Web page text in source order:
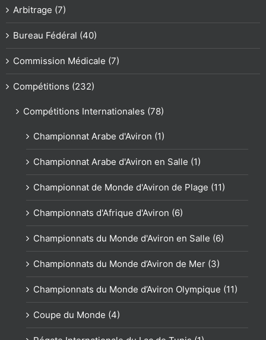
Arbitrage (7)
Bureau Fédéral (40)
Commission Médicale (7)
Compétitions (232)
Compétitions Internationales (78)
Championnat Arabe d'Aviron (1)
Championnat Arabe d'Aviron en Salle (1)
Championnat de Monde d'Aviron de Plage (11)
Championnats d'Afrique d'Aviron (6)
Championnats du Monde d'Aviron en Salle (6)
Championnats du Monde d’Aviron de Mer (3)
Championnats du Monde d’Aviron Olympique (11)
Coupe du Monde (4)